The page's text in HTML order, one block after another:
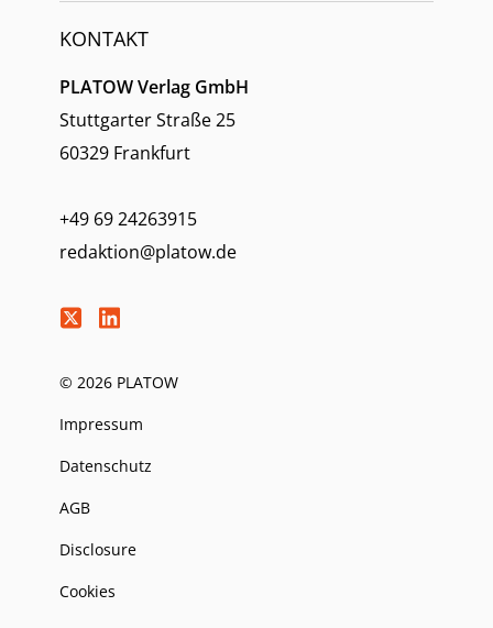
KONTAKT
PLATOW Verlag GmbH
Stuttgarter Straße 25
60329 Frankfurt
+49 69 24263915
redaktion@platow.de
© 2026 PLATOW
Impressum
Datenschutz
AGB
Disclosure
Cookies